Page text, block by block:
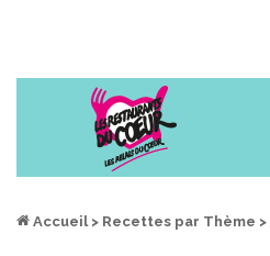
Accueil > Recettes par Thème >